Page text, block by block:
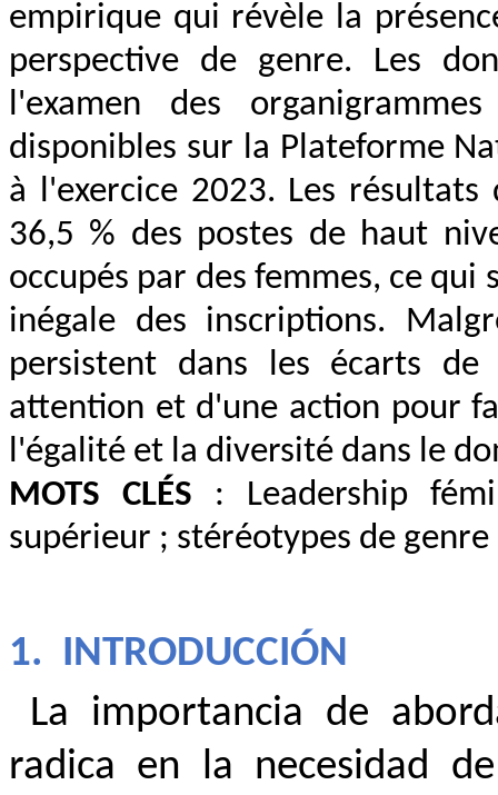
empirique qui révèle la
perspective de genre. Les
l'examen des
disponibles sur la Plateforme
à l'exercice 2023. Les
36,5 % des postes de haut
occupés par des femmes, ce
inégale des inscriptions.
persistent dans les écarts
attention et d'une action pour
l'égalité et la diversité dans le
MOTS CLÉS : Leadership
supérieur ; stéréotypes de genre
1. INTRODUCCIÓN
La importancia de
radica en la necesidad